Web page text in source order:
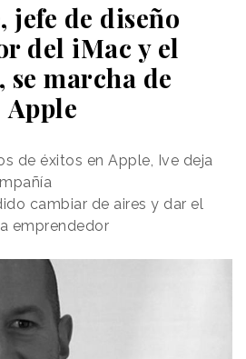
jefe de diseño
del iMac y el
se marcha de
Apple
de éxitos en Apple, Ive deja
cambiar de aires y dar el
emprendedor